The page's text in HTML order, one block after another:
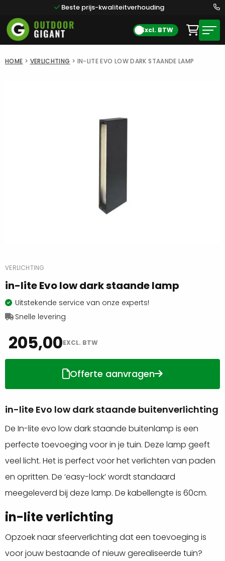
Beste prijs-kwaliteitverhouding
Excl. BTW
HOME > VERLICHTING > IN-LITE EVO LOW DARK STAANDE LAMP
VERLICHTING
in-lite Evo low dark staande lamp
Uitstekende service van onze experts!
Snelle levering
205,00EXCL. BTW
Offerte aanvragen
in-lite Evo low dark staande buitenverlichting
De In-lite evo low dark staande buitenlamp is een
perfecte toevoeging voor in je tuin. Deze lamp geeft
veel licht. Het is perfect voor het verlichten van paden
en opritten. De ‘easy-lock’ wordt standaard
meegeleverd bij deze lamp. De kabellengte is 60cm.
in-lite verlichting
Opzoek naar sfeerverlichting dat een toevoeging is
voor jouw bestaande of nieuw gerealiseerde tuin?